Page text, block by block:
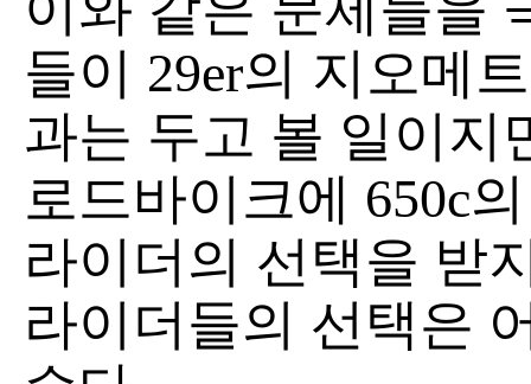
들이 29er의 지오메
과는 두고 볼 일이지
로드바이크에 650c
라이더의 선택을 받
라이더들의 선택은